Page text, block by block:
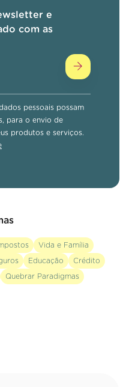
e
com as
pessoais possam
para o envio de
produtos e serviços.
Vida e Família
Educação Crédito
Quebrar Paradigmas